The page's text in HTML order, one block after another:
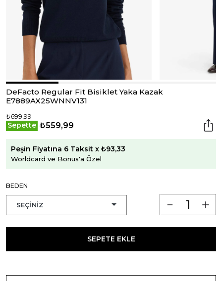
DeFacto Regular Fit Bisiklet Yaka Kazak
E7889AX25WNNV131
₺699,99
Sepette ₺559,99
Peşin Fiyatına 6 Taksit x ₺93,33
Worldcard ve Bonus'a Özel
BEDEN
SEPETE EKLE